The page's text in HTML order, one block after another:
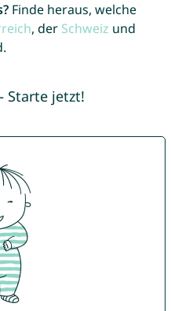
Finde heraus, welche
, der Schweiz und
Starte jetzt!